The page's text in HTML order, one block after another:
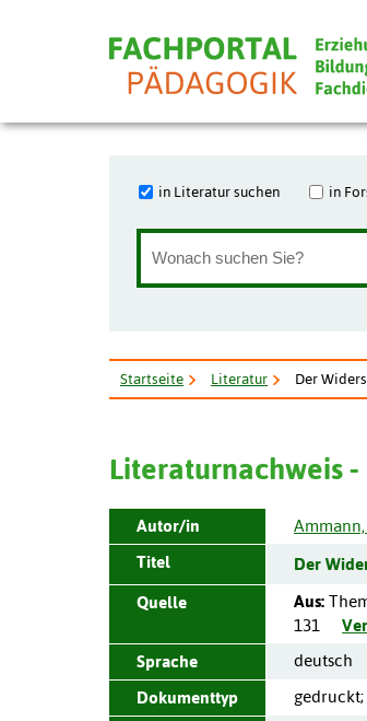
in Literatur suchen in
Startseite Literatur Der
Literaturnachweis
Autor/in
Titel
Der
Quelle Aus:
131
Sprache
deutsch
Dokumenttyp